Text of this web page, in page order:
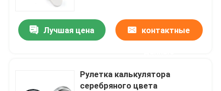
Лучшая цена контактные
Рулетка калькулятора
серебряного цвета